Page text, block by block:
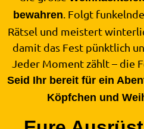
bewahren . Folgt
Rätsel und meistert
damit das Fest pünktlich
Jeder Moment zählt – die
Seid Ihr bereit für ein
Köpfchen und